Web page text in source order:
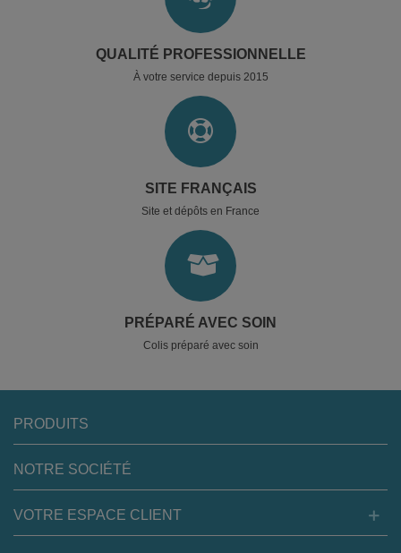
QUALITÉ PROFESSIONNELLE
À votre service depuis 2015
SITE FRANÇAIS
Site et dépôts en France
PRÉPARÉ AVEC SOIN
Colis préparé avec soin
PRODUITS
NOTRE SOCIÉTÉ
VOTRE ESPACE CLIENT